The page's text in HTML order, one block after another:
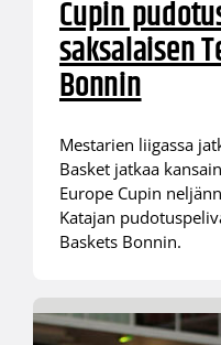
Cupin
saksalaisen
Bonnin
Mestarien liigassa
Basket jatkaa
Europe Cupin
Katajan
Baskets Bonnin.